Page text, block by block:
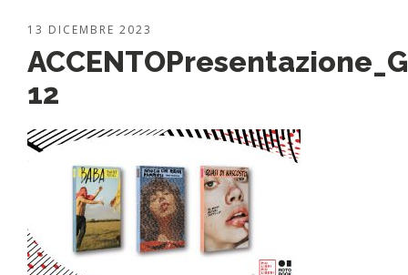
13 DICEMBRE 2023
12